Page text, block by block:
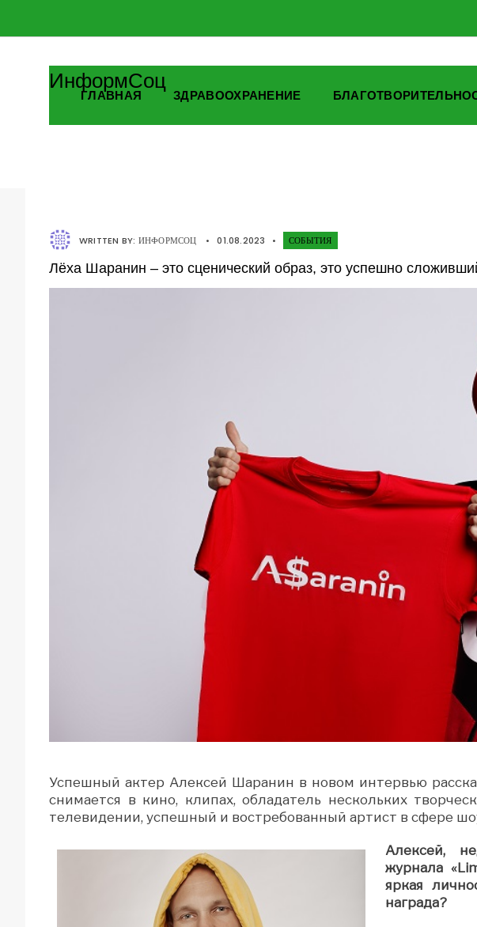
ИнформСоц
ГЛАВНАЯ ЗДРАВООХРАНЕНИЕ
WRITTEN BY: ИНФОРМСОЦ • 01.08.2023 • СОБЫТИЯ
Лёха Шаранин – это сценический образ, это успешно
Успешный актер Алексей Шаранин в новом интервью
снимается в кино, клипах, обладатель нескольких
телевидении, успешный и востребованный артист в сфере
Алексей,
журнала «
яркая
награда?